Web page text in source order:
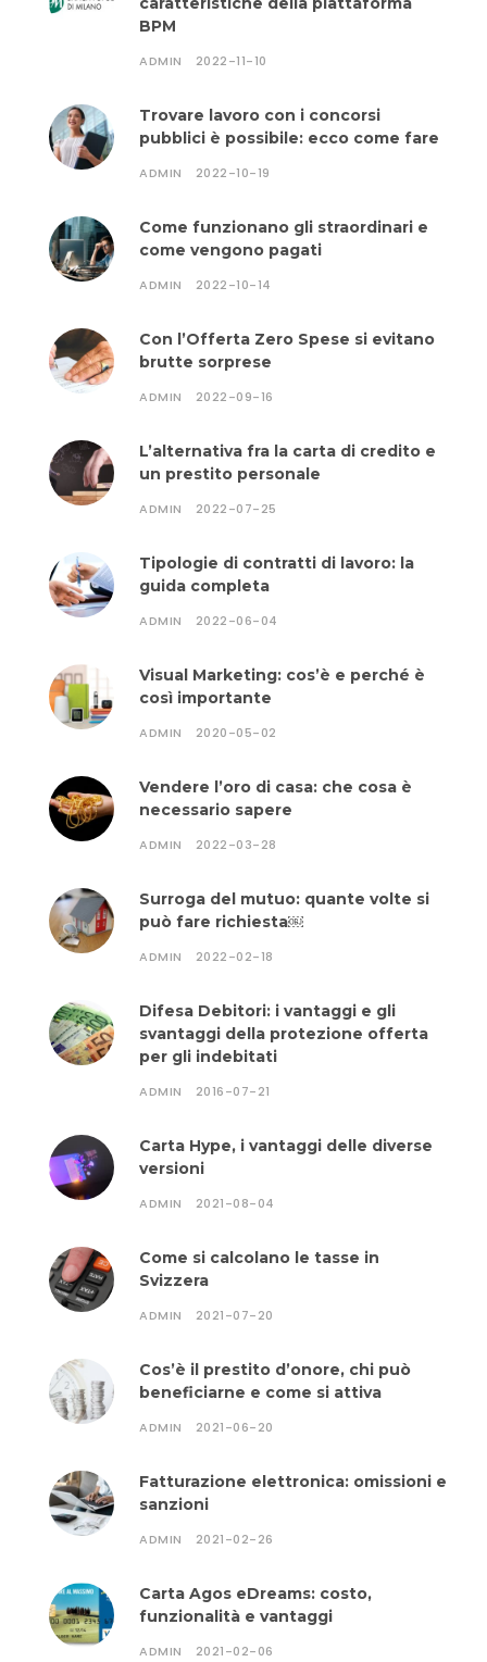
BPM
ADMIN 2022-11-10
Trovare lavoro con i concorsi
pubblici è possibile: ecco come fare
ADMIN 2022-10-19
Come funzionano gli straordinari e
come vengono pagati
ADMIN 2022-10-14
Con l’Offerta Zero Spese si evitano
brutte sorprese
ADMIN 2022-09-16
L’alternativa fra la carta di credito e
un prestito personale
ADMIN 2022-07-25
Tipologie di contratti di lavoro: la
guida completa
ADMIN 2022-06-04
Visual Marketing: cos’è e perché è
così importante
ADMIN 2020-05-02
Vendere l’oro di casa: che cosa è
necessario sapere
ADMIN 2022-03-28
Surroga del mutuo: quante volte si
può fare richiesta￼
ADMIN 2022-02-18
Difesa Debitori: i vantaggi e gli
svantaggi della protezione offerta
per gli indebitati
ADMIN 2016-07-21
Carta Hype, i vantaggi delle diverse
versioni
ADMIN 2021-08-04
Come si calcolano le tasse in
Svizzera
ADMIN 2021-07-20
Cos’è il prestito d’onore, chi può
beneficiarne e come si attiva
ADMIN 2021-06-20
Fatturazione elettronica: omissioni e
sanzioni
ADMIN 2021-02-26
Carta Agos eDreams: costo,
funzionalità e vantaggi
ADMIN 2021-02-06